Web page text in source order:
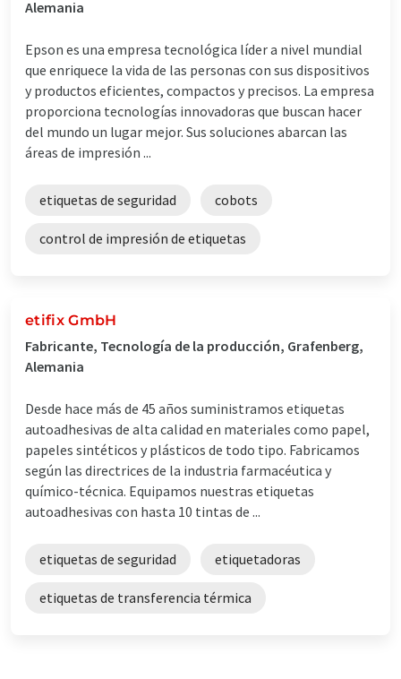
Alemania
Epson es una empresa tecnológica líder a nivel mundial
que enriquece la vida de las personas con sus dispositivos
y productos eficientes, compactos y precisos. La empresa
proporciona tecnologías innovadoras que buscan hacer
del mundo un lugar mejor. Sus soluciones abarcan las
áreas de impresión ...
etiquetas de seguridad cobots
control de impresión de etiquetas
etifix GmbH
Fabricante, Tecnología de la producción, Grafenberg,
Alemania
Desde hace más de 45 años suministramos etiquetas
autoadhesivas de alta calidad en materiales como papel,
papeles sintéticos y plásticos de todo tipo. Fabricamos
según las directrices de la industria farmacéutica y
químico-técnica. Equipamos nuestras etiquetas
autoadhesivas con hasta 10 tintas de ...
etiquetas de seguridad etiquetadoras
etiquetas de transferencia térmica